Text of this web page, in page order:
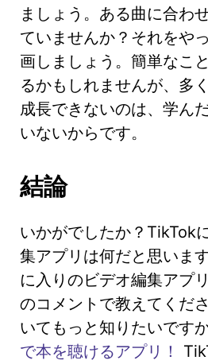
ましょう。ある曲に合わ
ていませんか？それをや
画しましょう。簡単なこ
るかもしれませんが、多
成長できないのは、学ん
いないからです。
結論
いかがでしたか？TikTok
集アプリは何だと思いま
に入りのビデオ編集アプ
のコメントで教えてくだ
いてもっと知りたいです
で本を聴けるアプリ！